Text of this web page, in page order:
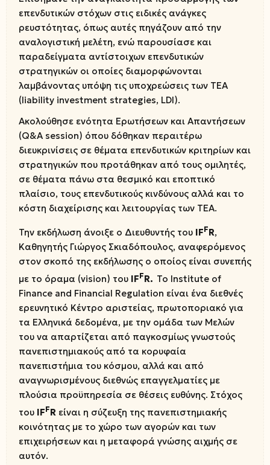
επενδυτικών στόχων στις ειδικές ανάγκες
ρευστότητας, όπως αυτές πηγάζουν από την
αναλογιστική μελέτη, ενώ παρουσίασε και
παραδείγματα αντίστοιχων επενδυτικών
στρατηγικών οι οποίες διαμορφώνονται
λαμβάνοντας υπόψη τις υποχρεώσεις των ΤΕΑ
(liability investment strategies, LDI).
Ακολούθησε ενότητα Ερωτήσεων και Απαντήσεων
(Q&A session) όπου δόθηκαν περαιτέρω
διευκρινίσεις σε θέματα επενδυτικών κριτηρίων και
στρατηγικών που προτάθηκαν από τους ομιλητές,
σε θέματα πάνω στα θεσμικό και εποπτικό
πλαίσιο, τους επενδυτικούς κινδύνους αλλά και το
κόστη διαχείρισης και λειτουργίας των ΤΕΑ.
Την εκδήλωση άνοιξε ο Διευθυντής του IFFR,
Καθηγητής Γιώργος Σκιαδόπουλος, αναφερόμενος
στον σκοπό της εκδήλωσης ο οποίος είναι συνεπής
με το όραμα (vision) του IFFR. Το Institute of
Finance and Financial Regulation είναι ένα διεθνές
ερευνητικό Κέντρο αριστείας, πρωτοποριακό για
τα Ελληνικά δεδομένα, με την ομάδα των Μελών
του να απαρτίζεται από παγκοσμίως γνωστούς
πανεπιστημιακούς από τα κορυφαία
πανεπιστήμια του κόσμου, αλλά και από
αναγνωρισμένους διεθνώς επαγγελματίες με
πλούσια προϋπηρεσία σε θέσεις ευθύνης. Στόχος
του IFFR είναι η σύζευξη της πανεπιστημιακής
κοινότητας με το χώρο των αγορών και των
επιχειρήσεων και η μεταφορά γνώσης αιχμής σε
αυτόν.